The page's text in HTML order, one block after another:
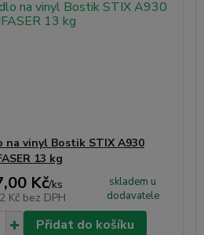
na vinyl Bostik STIX A930
13 kg
Kč/ks
Kč bez DPH
skladem u
dodavatele
Přidat do košíku